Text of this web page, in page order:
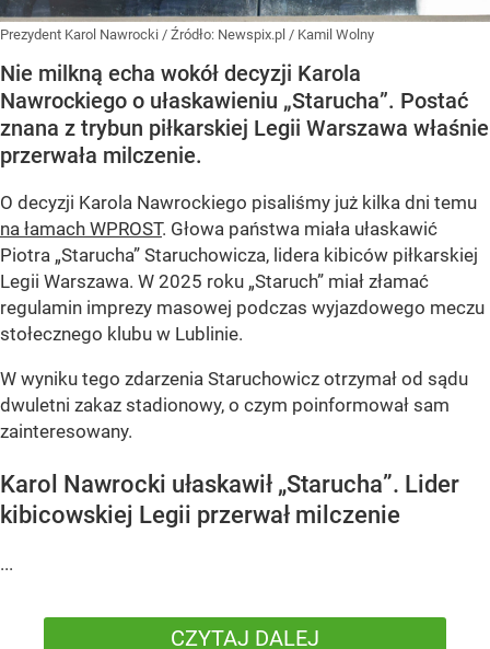
Prezydent Karol Nawrocki / Źródło: Newspix.pl / Kamil Wolny
Nie milkną echa wokół decyzji Karola
Nawrockiego o ułaskawieniu „Starucha”. Postać
znana z trybun piłkarskiej Legii Warszawa właśnie
przerwała milczenie.
O decyzji Karola Nawrockiego pisaliśmy już kilka dni temu
na łamach WPROST. Głowa państwa miała ułaskawić
Piotra „Starucha” Staruchowicza, lidera kibiców piłkarskiej
Legii Warszawa. W 2025 roku „Staruch” miał złamać
regulamin imprezy masowej podczas wyjazdowego meczu
stołecznego klubu w Lublinie.
W wyniku tego zdarzenia Staruchowicz otrzymał od sądu
dwuletni zakaz stadionowy, o czym poinformował sam
zainteresowany.
Karol Nawrocki ułaskawił „Starucha”. Lider
kibicowskiej Legii przerwał milczenie
...
CZYTAJ DALEJ